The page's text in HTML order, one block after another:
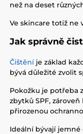
než na deset
Ve skincare totiž ne
Jak správně
Čištění je základ
bývá důležité zvolit
Pokožku je potřeba
zbytků SPF,
přirozenou
Ideální bývají